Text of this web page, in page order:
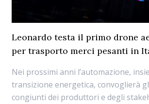
Leonardo testa il primo drone
per trasporto merci pesanti in
Nei prossimi anni l’automazione,
transizione energetica, convoglierà
congiunti dei produttori e degli